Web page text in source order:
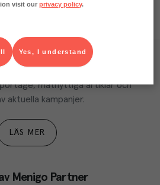
kundtidningar
matnyttiga artiklar och
aktuella kampanjer.
LÄS MER
Menigo Partner
visit ourprivacy policy.
Yes, I understand